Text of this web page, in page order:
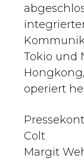
Tokio und
operiert
Colt
Margit